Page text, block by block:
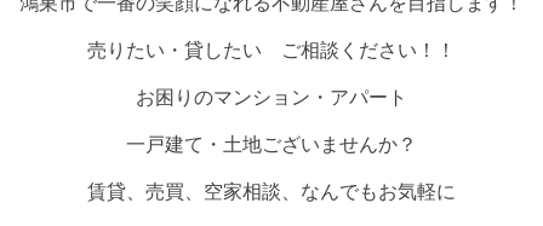
売りたい・貸したい ご相談ください！！
お困りのマンション・アパート
一戸建て・土地ございませんか？
賃貸、売買、空家相談、なんでもお気軽に